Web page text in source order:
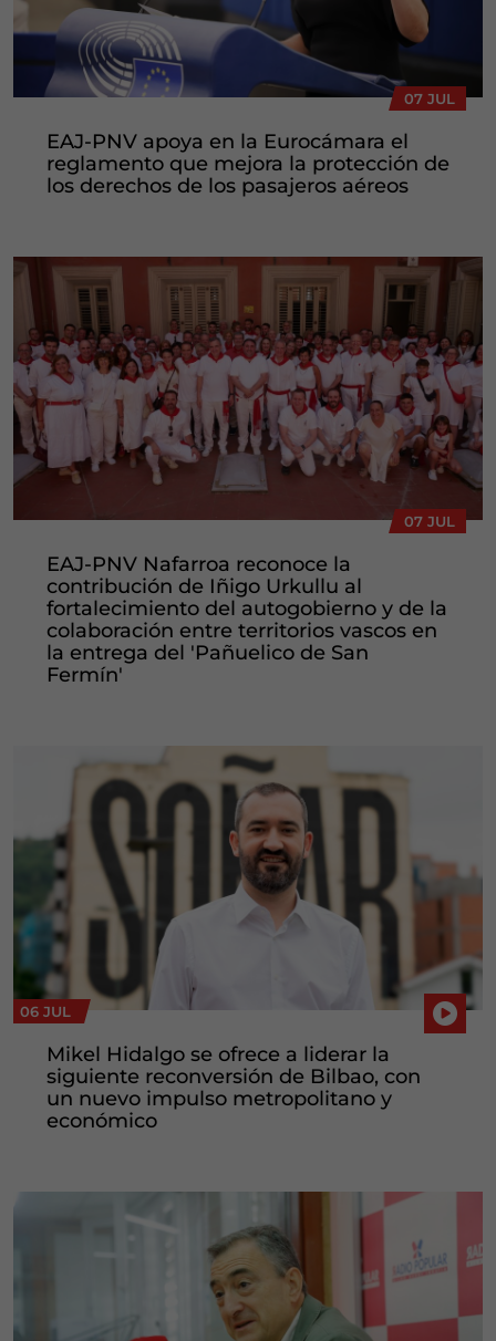
07 JUL
EAJ-PNV apoya en la Eurocámara el
reglamento que mejora la protección de
los derechos de los pasajeros aéreos
07 JUL
EAJ-PNV Nafarroa reconoce la
contribución de Iñigo Urkullu al
fortalecimiento del autogobierno y de la
colaboración entre territorios vascos en
la entrega del 'Pañuelico de San
Fermín'
06 JUL
Mikel Hidalgo se ofrece a liderar la
siguiente reconversión de Bilbao, con
un nuevo impulso metropolitano y
económico